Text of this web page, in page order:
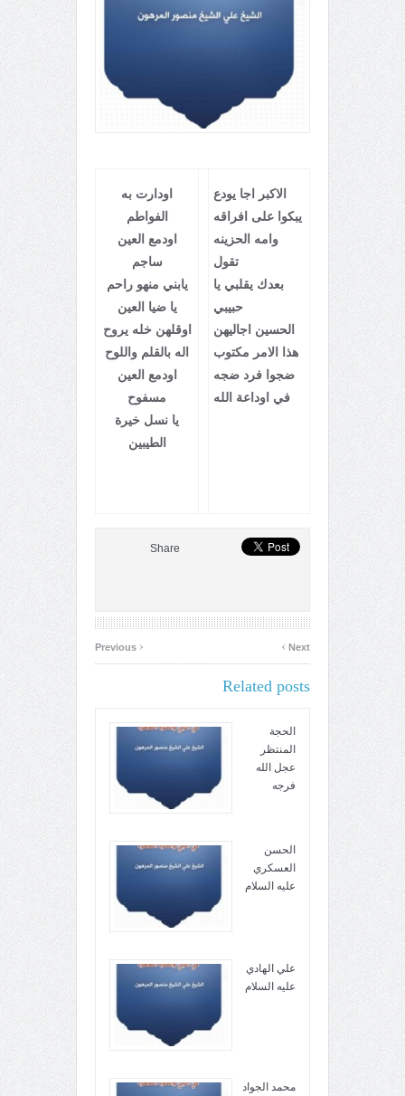
الاكبر اجا يودع
يبكوا على افراقه
وامه الحزينه
تقول
بعدك يقلبي يا
حبيبي
الحسين اجاليهن
هذا الامر مكتوب
ضجوا فرد ضجه
في اوداعة الله
اودارت به
الفواطم
اودمع العين
ساجم
يابني منهو راحم
يا ضيا العين
اوقلهن خله يروح
اله بالقلم واللوح
اودمع العين
مسفوح
يا نسل خيرة
الطيبين
Share
‹ Next
›
Related posts
الحجة
المنتظر
عجل الله
فرجه
الحسن
العسكري
عليه السلام
علي الهادي
عليه السلام
محمد الجواد